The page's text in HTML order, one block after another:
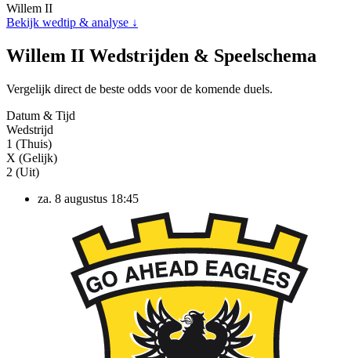
Willem II
Bekijk wedtip & analyse ↓
Willem II Wedstrijden & Speelschema
Vergelijk direct de beste odds voor de komende duels.
Datum & Tijd
Wedstrijd
1 (Thuis)
X (Gelijk)
2 (Uit)
za. 8 augustus 18:45